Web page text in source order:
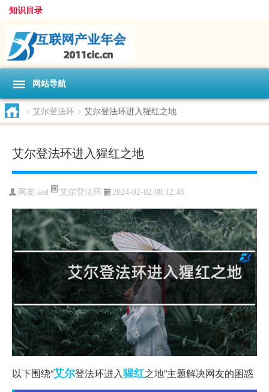
知识目录
网站导航
> 艾尔登法环 > 艾尔登法环进入猩红之地
艾尔登法环进入猩红之地
网友:aed 艾尔登法环 2024-02-02 08:12:46
以下围绕“艾尔登法环进入猩红之地”主题解决网友的困惑